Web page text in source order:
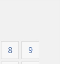
8
9